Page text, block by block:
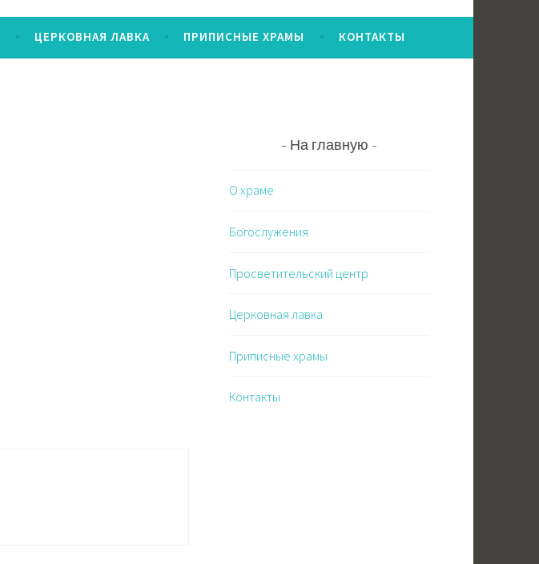
ЦЕРКОВНАЯ ЛАВКА ПРИПИСНЫЕ ХРАМЫ КОНТАКТЫ
На главную
О храме
Богослужения
Просветительский центр
Церковная лавка
Приписные храмы
Контакты